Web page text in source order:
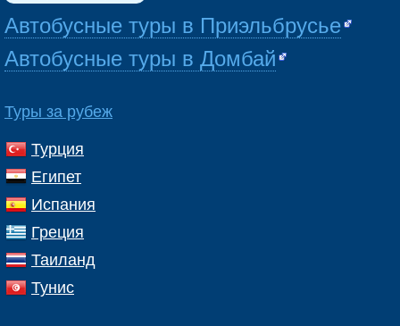
Автобусные туры в Приэльбрусье
Автобусные туры в Домбай
Туры за рубеж
Турция
Египет
Испания
Греция
Таиланд
Тунис